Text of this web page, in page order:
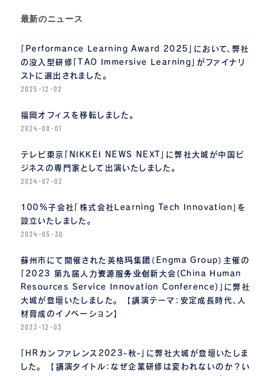
最新のニュース
「Performance Learning Award 2025」において、弊社
の没入型研修「TAO Immersive Learning」がファイナリ
ストに選出されました。
2025-12-02
福岡オフィスを移転しました。
2024-08-01
テレビ東京「NIKKEI NEWS NEXT」に弊社大城が中国ビ
ジネスの専門家として出演いたしました。
2024-07-02
100%子会社「株式会社Learning Tech Innovation」を
設立いたしました。
2024-05-30
蘇州市にて開催された英格玛集团（Engma Group）主催の
「2023 第九届人力资源服务业创新大会(China Human
Resources Service Innovation Conference)」に弊社
大城が登壇いたしました。 【講演テーマ：安定成長時代、人
材育成のイノベーション】
2023-12-03
「ＨＲカンファレンス2023-秋-」に弊社大城が登壇いたしま
した。 【講演タイトル：なぜ企業研修は変われないのか？い